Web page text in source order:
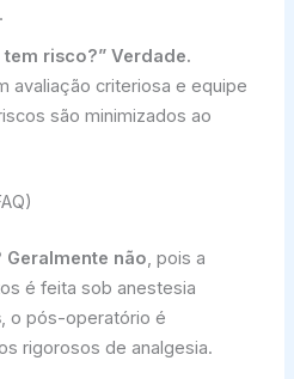
risco?” Verdade.
avaliação criteriosa e equipe
são minimizados ao
Geralmente não, pois a
é feita sob anestesia
, o pós-operatório é
rigorosos de analgesia.